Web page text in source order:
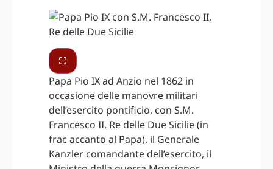
Papa Pio IX ad Anzio nel 1862 in
occasione delle manovre militari
dell’esercito pontificio, con S.M.
Francesco II, Re delle Due Sicilie (in
frac accanto al Papa), il Generale
Kanzler comandante dell’esercito, il